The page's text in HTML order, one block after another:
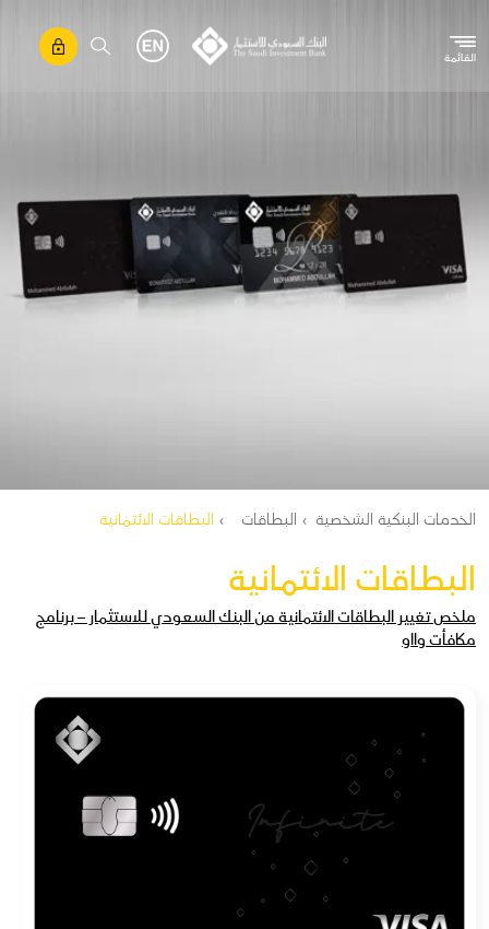
القائمة
مسار التنقل
الخدمات البنكية الشخصية البطاقات البطاقات الائتمانية
البطاقات الائتمانية
ملخص تغيير البطاقات الائتمانية من البنك السعودي للاستثمار – برنامج
مكافأت وااو